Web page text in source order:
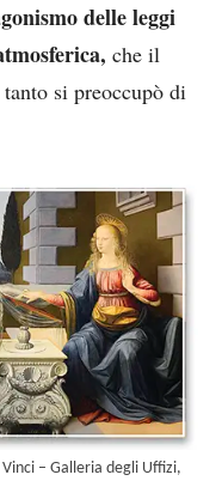
delle leggi
che il
si preoccupò di
– Galleria degli Uffizi,